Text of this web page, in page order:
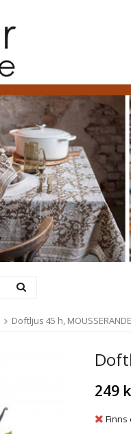
Doftljus 45 h,
249
Finns